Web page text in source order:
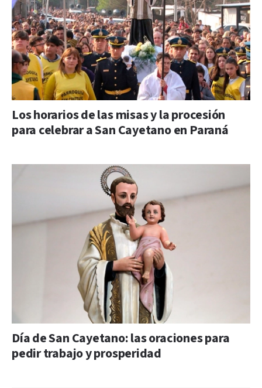
Los horarios de las misas y la procesión
para celebrar a San Cayetano en Paraná
Día de San Cayetano: las oraciones para
pedir trabajo y prosperidad